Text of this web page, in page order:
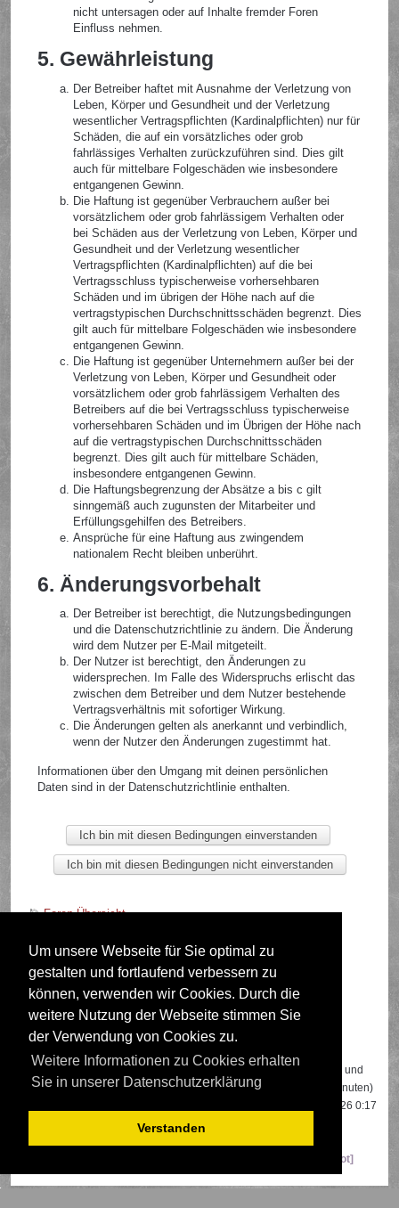
Um unsere Webseite für Sie optimal zu
gestalten und fortlaufend verbessern zu
können, verwenden wir Cookies. Durch die
weitere Nutzung der Webseite stimmen Sie
der Verwendung von Cookies zu.
Weitere Informationen zu Cookies erhalten
Sie in unserer Datenschutzerklärung
Verstanden
nicht untersagen oder auf Inhalte fremder Foren
Einfluss nehmen.
5. Gewährleistung
Der Betreiber haftet mit Ausnahme der Verletzung von
Leben, Körper und Gesundheit und der Verletzung
wesentlicher Vertragspflichten (Kardinalpflichten) nur für
Schäden, die auf ein vorsätzliches oder grob
fahrlässiges Verhalten zurückzuführen sind. Dies gilt
auch für mittelbare Folgeschäden wie insbesondere
entgangenen Gewinn.
Die Haftung ist gegenüber Verbrauchern außer bei
vorsätzlichem oder grob fahrlässigem Verhalten oder
bei Schäden aus der Verletzung von Leben, Körper und
Gesundheit und der Verletzung wesentlicher
Vertragspflichten (Kardinalpflichten) auf die bei
Vertragsschluss typischerweise vorhersehbaren
Schäden und im übrigen der Höhe nach auf die
vertragstypischen Durchschnittsschäden begrenzt. Dies
gilt auch für mittelbare Folgeschäden wie insbesondere
entgangenen Gewinn.
Die Haftung ist gegenüber Unternehmern außer bei der
Verletzung von Leben, Körper und Gesundheit oder
vorsätzlichem oder grob fahrlässigem Verhalten des
Betreibers auf die bei Vertragsschluss typischerweise
vorhersehbaren Schäden und im Übrigen der Höhe nach
auf die vertragstypischen Durchschnittsschäden
begrenzt. Dies gilt auch für mittelbare Schäden,
insbesondere entgangenen Gewinn.
Die Haftungsbegrenzung der Absätze a bis c gilt
sinngemäß auch zugunsten der Mitarbeiter und
Erfüllungsgehilfen des Betreibers.
Ansprüche für eine Haftung aus zwingendem
nationalem Recht bleiben unberührt.
6. Änderungsvorbehalt
Der Betreiber ist berechtigt, die Nutzungsbedingungen
und die Datenschutzrichtlinie zu ändern. Die Änderung
wird dem Nutzer per E-Mail mitgeteilt.
Der Nutzer ist berechtigt, den Änderungen zu
widersprechen. Im Falle des Widerspruchs erlischt das
zwischen dem Betreiber und dem Nutzer bestehende
Vertragsverhältnis mit sofortiger Wirkung.
Die Änderungen gelten als anerkannt und verbindlich,
wenn der Nutzer den Änderungen zugestimmt hat.
Informationen über den Umgang mit deinen persönlichen
Daten sind in der Datenschutzrichtlinie enthalten.
Foren-Übersicht
Deutsche Übersetzung durchphpBB.de
Wer ist online?
Insgesamt sind186Besucher online: 3 registrierte, 0 unsichtbare und
183 Gäste (basierend auf den aktiven Besuchern der letzten 5 Minuten)
Besuchern, die am 13.04.2026 0:17
gleichzeitig online waren.
Majestic-12 [Bot]